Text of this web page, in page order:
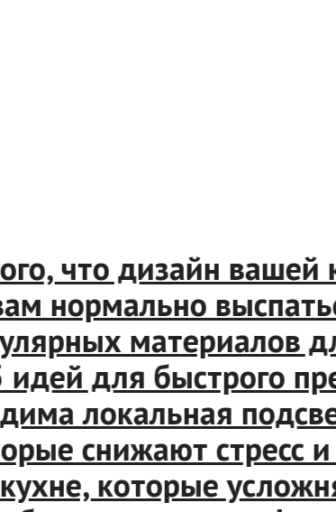
что дизайн вашей
выспаться
материалов
для быстрого
локальная
снижают стресс и
которые